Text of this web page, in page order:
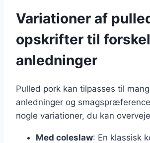
Variationer af
opskrifter til
anledninger
Pulled pork kan tilpasses til
anledninger og
nogle variationer, du kan
Med coleslaw: En klassisk